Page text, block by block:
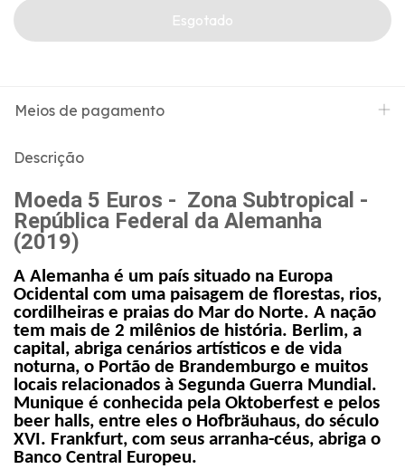
Meios de pagamento
Descrição
Moeda 5 Euros - Zona Subtropical -
República Federal da Alemanha
(2019)
A Alemanha é um país situado na Europa
Ocidental com uma paisagem de florestas, rios,
cordilheiras e praias do Mar do Norte. A nação
tem mais de 2 milênios de história. Berlim, a
capital, abriga cenários artísticos e de vida
noturna, o Portão de Brandemburgo e muitos
locais relacionados à Segunda Guerra Mundial.
Munique é conhecida pela Oktoberfest e pelos
beer halls, entre eles o Hofbräuhaus, do século
XVI. Frankfurt, com seus arranha-céus, abriga o
Banco Central Europeu.